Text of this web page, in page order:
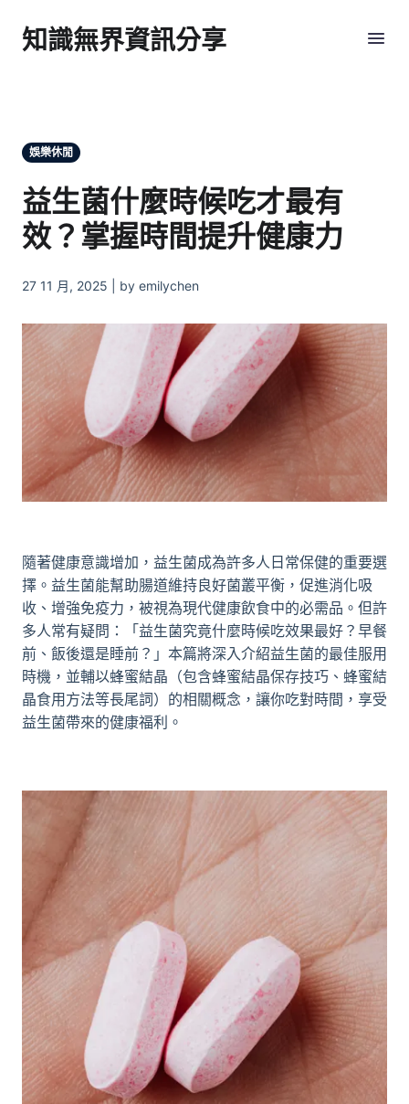
知識無界資訊分享
娛樂休閒
益生菌什麼時候吃才最有
效？掌握時間提升健康力
27 11 月, 2025 | by emilychen
隨著健康意識增加，益生菌成為許多人日常保健的重要選
擇。益生菌能幫助腸道維持良好菌叢平衡，促進消化吸
收、增強免疫力，被視為現代健康飲食中的必需品。但許
多人常有疑問：「益生菌究竟什麼時候吃效果最好？早餐
前、飯後還是睡前？」本篇將深入介紹益生菌的最佳服用
時機，並輔以蜂蜜結晶（包含蜂蜜結晶保存技巧、蜂蜜結
晶食用方法等長尾詞）的相關概念，讓你吃對時間，享受
益生菌帶來的健康福利。